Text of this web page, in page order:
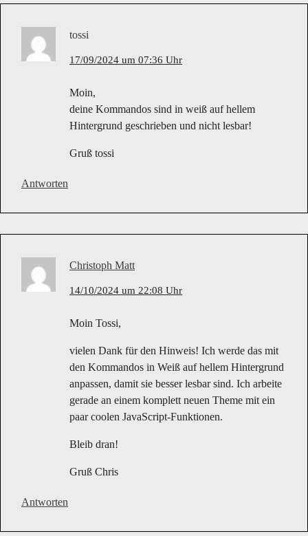
tossi
17/09/2024 um 07:36 Uhr
Moin,
deine Kommandos sind in weiß auf hellem
Hintergrund geschrieben und nicht lesbar!
Gruß tossi
Antworten
Christoph Matt
14/10/2024 um 22:08 Uhr
Moin Tossi,
vielen Dank für den Hinweis! Ich werde das mit
den Kommandos in Weiß auf hellem Hintergrund
anpassen, damit sie besser lesbar sind. Ich arbeite
gerade an einem komplett neuen Theme mit ein
paar coolen JavaScript-Funktionen.
Bleib dran!
Gruß Chris
Antworten